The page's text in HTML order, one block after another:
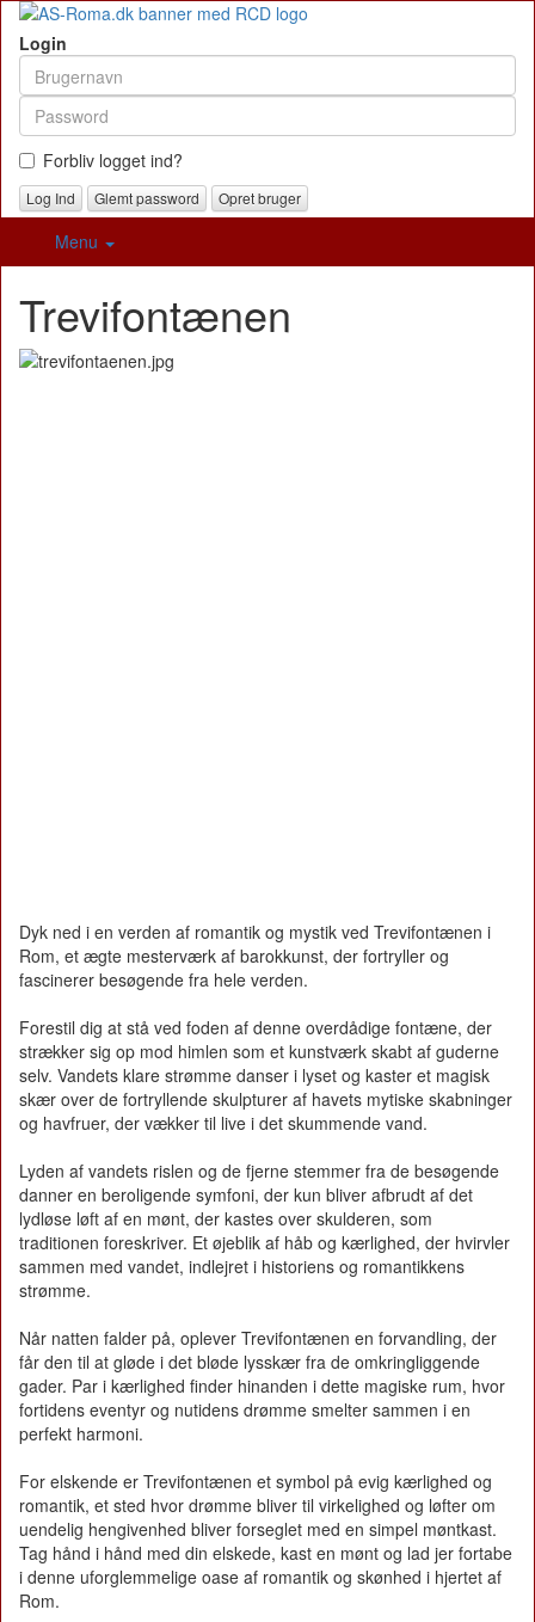
Login
Forbliv logget ind?
Glemt password Opret bruger
Menu
Trevifontænen
Dyk ned i en verden af romantik og mystik ved Trevifontænen i
Rom, et ægte mesterværk af barokkunst, der fortryller og
fascinerer besøgende fra hele verden.
Forestil dig at stå ved foden af denne overdådige fontæne, der
strækker sig op mod himlen som et kunstværk skabt af guderne
selv. Vandets klare strømme danser i lyset og kaster et magisk
skær over de fortryllende skulpturer af havets mytiske skabninger
og havfruer, der vækker til live i det skummende vand.
Lyden af vandets rislen og de fjerne stemmer fra de besøgende
danner en beroligende symfoni, der kun bliver afbrudt af det
lydløse løft af en mønt, der kastes over skulderen, som
traditionen foreskriver. Et øjeblik af håb og kærlighed, der hvirvler
sammen med vandet, indlejret i historiens og romantikkens
strømme.
Når natten falder på, oplever Trevifontænen en forvandling, der
får den til at gløde i det bløde lysskær fra de omkringliggende
gader. Par i kærlighed finder hinanden i dette magiske rum, hvor
fortidens eventyr og nutidens drømme smelter sammen i en
perfekt harmoni.
For elskende er Trevifontænen et symbol på evig kærlighed og
romantik, et sted hvor drømme bliver til virkelighed og løfter om
uendelig hengivenhed bliver forseglet med en simpel møntkast.
Tag hånd i hånd med din elskede, kast en mønt og lad jer fortabe
i denne uforglemmelige oase af romantik og skønhed i hjertet af
Rom.